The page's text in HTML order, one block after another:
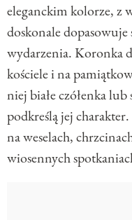
eleganckim kolorze, z
doskonale
wydarzenia. Koronka
kościele i na
niej białe czółenka
podkreślą jej charakter.
na weselach,
wiosennych